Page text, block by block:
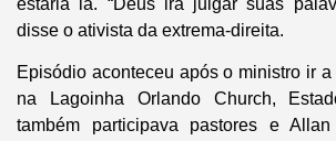
disse o ativista da extrema-direita.
Episódio aconteceu após o ministro ir
na Lagoinha Orlando Church,
também participava pastores e